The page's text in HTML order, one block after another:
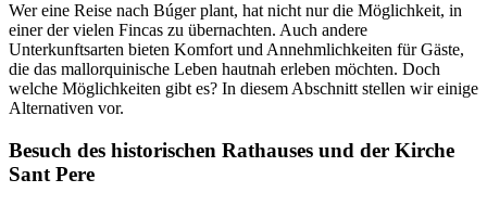
Wer eine Reise nach Búger plant, hat nicht nur die Möglichkeit, in
einer der vielen Fincas zu übernachten. Auch andere
Unterkunftsarten bieten Komfort und Annehmlichkeiten für Gäste,
die das mallorquinische Leben hautnah erleben möchten. Doch
welche Möglichkeiten gibt es? In diesem Abschnitt stellen wir einige
Alternativen vor.
Besuch des historischen Rathauses und der Kirche
Sant Pere